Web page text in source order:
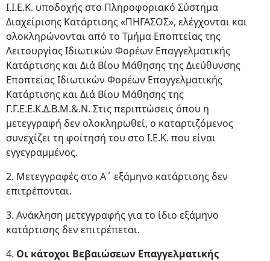
Ι.Ι.Ε.Κ. υποδοχής στο Πληροφοριακό Σύστημα
Διαχείρισης Κατάρτισης «ΠΗΓΑΣΟΣ», ελέγχονται και
ολοκληρώνονται από το Τμήμα Εποπτείας της
Λειτουργίας Ιδιωτικών Φορέων Επαγγελματικής
Κατάρτισης και Διά Βίου Μάθησης της Διεύθυνσης
Εποπτείας Ιδιωτικών Φορέων Επαγγελματικής
Κατάρτισης και Διά Βίου Μάθησης της
Γ.Γ.Ε.Ε.Κ.Δ.Β.Μ.&.Ν. Στις περιπτώσεις όπου η
μετεγγραφή δεν ολοκληρωθεί, ο καταρτιζόμενος
συνεχίζει τη φοίτησή του στο Ι.Ε.Κ. που είναι
εγγεγραμμένος.
2. Μετεγγραφές στο Α΄ εξάμηνο κατάρτισης δεν
επιτρέπονται.
3. Ανάκληση μετεγγραφής για το ίδιο εξάμηνο
κατάρτισης δεν επιτρέπεται.
4. Οι κάτοχοι Βεβαιώσεων Επαγγελματικής